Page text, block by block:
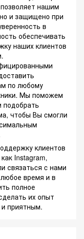
нашим
и защищено при
в
обеспечивать
наших клиентов
по любому
Мы поможем
подобрать
чтобы Вы смогли
клиентов
Instagram,
связаться с нами
время и в
полное
их опыт
приятным.